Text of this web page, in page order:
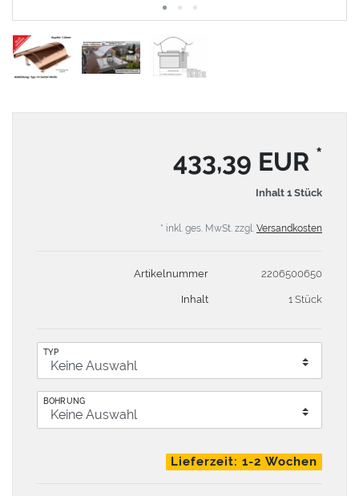
433,39 EUR *
Inhalt 1 Stück
* inkl. ges. MwSt. zzgl. Versandkosten
Artikelnummer 2206500650
Inhalt 1 Stück
TYP
BOHRUNG
Lieferzeit: 1-2 Wochen